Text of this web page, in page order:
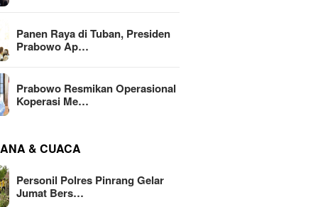
Panen Raya di Tuban, Presiden
Prabowo Ap…
Prabowo Resmikan Operasional
Koperasi Me…
& CUACA
Personil Polres Pinrang Gelar
Jumat Bers…